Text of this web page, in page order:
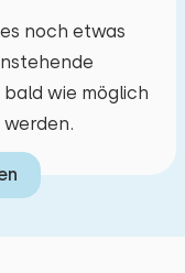
noch etwas
bald wie möglich